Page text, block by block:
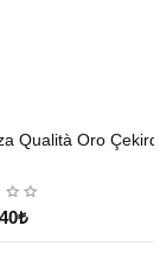
Lavazza Qualità Oro Çekirdek Kahve 1 KG x 2